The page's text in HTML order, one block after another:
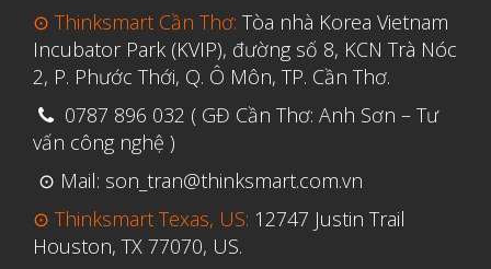
Fuse 1
Giải pháp
Giải pháp ô tô
Máy in 3D để bàn Formlabs U.S.
Mô phỏng
⊙ Thinksmart Cần Thơ: Tòa nhà Korea Vietnam
Incubator Park (KVIP), đường số 8, KCN Trà Nóc
2, P. Phước Thới, Q. Ô Môn, TP. Cần Thơ.
0787 896 032 ( GĐ Cần Thơ: Anh Sơn – Tư
vấn công nghệ )
⊙ Mail: son_tran@thinksmart.com.vn
⊙ Thinksmart Texas, US: 12747 Justin Trail
Houston, TX 77070, US.